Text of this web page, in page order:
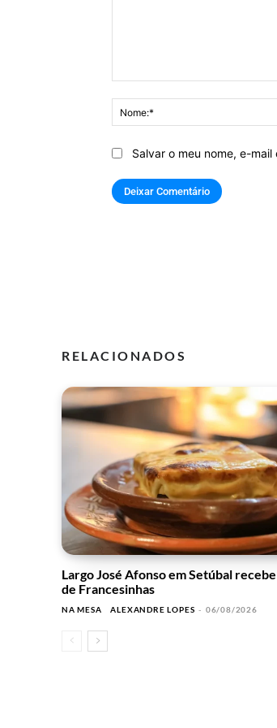
Salvar o meu nome, e-
RELACIONADOS
Largo José Afonso em Setúbal
de Francesinhas
NA MESA ALEXANDRE LOPES - 06/08/2026